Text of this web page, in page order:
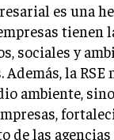
es una
tienen
sociales y
la RSE
ambiente,
de las agencias